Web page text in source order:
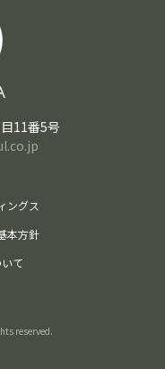
11番5号
ングス
本方針
て
reserved.